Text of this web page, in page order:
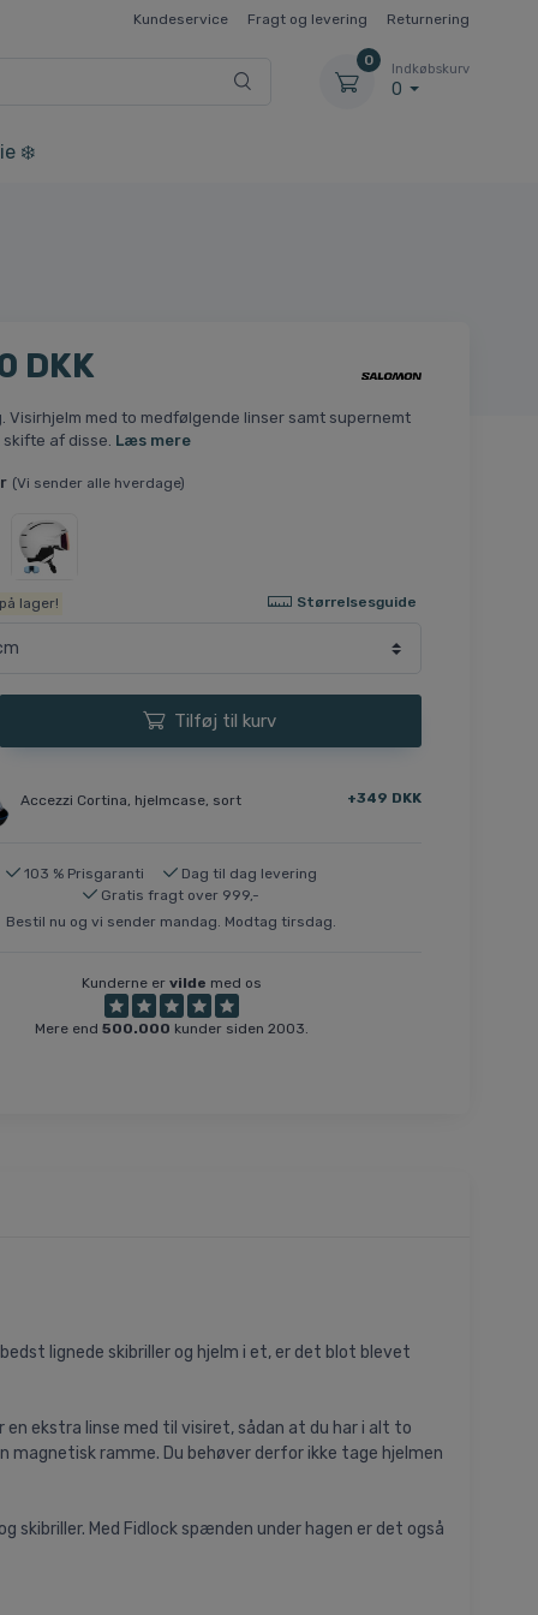
Kundeservice Fragt og levering Returnering
0
Indkøbskurv
0
❄️
DKK
Visirhjelm med to medfølgende linser samt supernemt
af disse. Læs mere
(Vi sender alle hverdage)
på lager! Størrelsesguide
Tilføj til kurv
Accezzi Cortina, hjelmcase, sort +349 DKK
103 % Prisgaranti
Dag til dag levering
Gratis fragt over 999,-
Bestil nu og vi sender mandag. Modtag tirsdag.
Kunderne er vilde med os
Mere end 500.000 kunder siden 2003.
lignede skibriller og hjelm i et, er det blot blevet
en ekstra linse med til visiret, sådan at du har i alt to
ramme. Du behøver derfor ikke tage hjelmen
Med Fidlock spænden under hagen er det også